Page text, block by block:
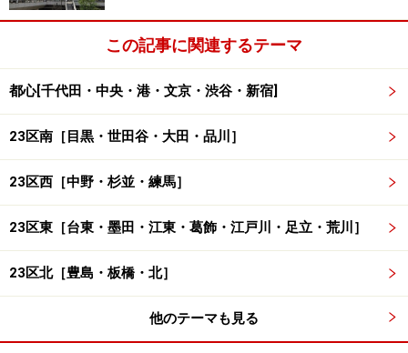
かつての東急ショッピングセンターはたまプラーザテラスノ
ースゲートとして生まれ変わった。内容的には東急百貨店が
メインで専門店なども
街作りのもうひとつの特徴、都会の便利さを代表するの
が駅周辺の商業施設の充実ぶり。長らく駅北口正面には
1982年にオープンしたたまプラーザ東急ショッピングセ
ンターがあり、地元の人に親しまれてきましたが、その
後南口の再開発と合わせてリニューアル。2010年10月に
は駅全体の再開発が完了、大きく生まれ変わりました。
この記事に関連するテーマ
都心[千代田・中央・港・文京・渋谷・新宿]
23区南［目黒・世田谷・大田・品川］
23区西［中野・杉並・練馬］
23区東［台東・墨田・江東・葛飾・江戸川・足立・荒川］
23区北［豊島・板橋・北］
他のテーマも見る